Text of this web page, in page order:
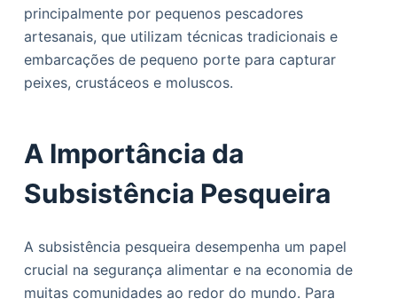
principalmente por pequenos pescadores
artesanais, que utilizam técnicas tradicionais e
embarcações de pequeno porte para capturar
peixes, crustáceos e moluscos.
A Importância da
Subsistência Pesqueira
A subsistência pesqueira desempenha um papel
crucial na segurança alimentar e na economia de
muitas comunidades ao redor do mundo. Para